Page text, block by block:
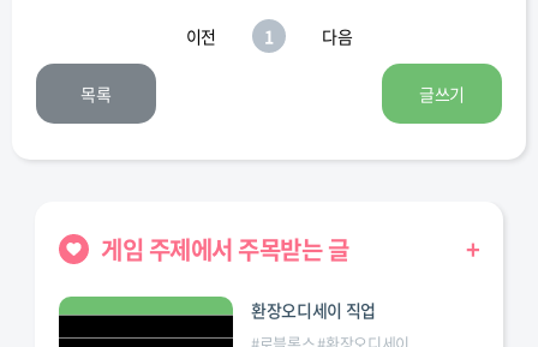
이전 1 다음
목록 글쓰기
게임 주제에서 주목받는 글 +
환장오디세이 직업